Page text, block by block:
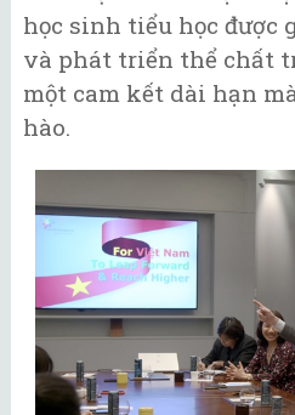
học sinh tiểu học được
và phát triển thể chất
một cam kết dài hạn
hào.